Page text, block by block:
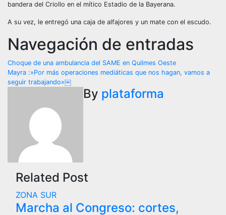
bandera del Criollo en el mítico Estadio de la Bayerana.
A su vez, le entregó una caja de alfajores y un mate con el escudo.
Navegación de entradas
Choque de una ambulancia del SAME en Quilmes Oeste
Mayra :»Por más operaciones mediáticas que nos hagan, vamos a
seguir trabajando»￼
By plataforma
Related Post
ZONA SUR
Marcha al Congreso: cortes,